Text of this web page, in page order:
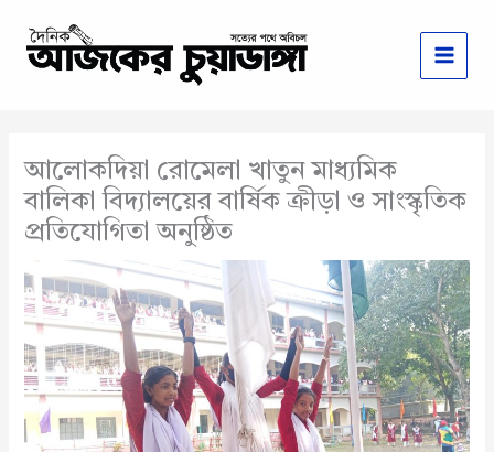
content
আলোকদিয়া রোমেলা খাতুন মাধ্যমিক
বালিকা বিদ্যালয়ের বার্ষিক ক্রীড়া ও সাংস্কৃতিক
প্রতিযোগিতা অনুষ্ঠিত